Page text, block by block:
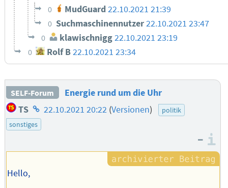
0 MudGuard 22.10.2021 21:39
0 Suchmaschinennutzer22.10.2021 23:47
0 klawischnigg22.10.2021 23:19
0 Rolf B22.10.2021 23:34
SELF-Forum
Energie rund um die Uhr
TS Homepage
des
22.10.2021 20:22 (Versionen)
politik
sonstiges
–
Hello,